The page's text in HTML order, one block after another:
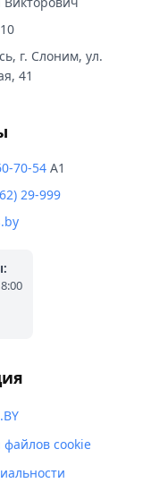
г. Слоним, ул.
41
70-54 A1
29-999
файлов cookie